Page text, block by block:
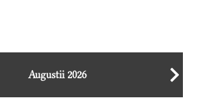
Augustii 2026